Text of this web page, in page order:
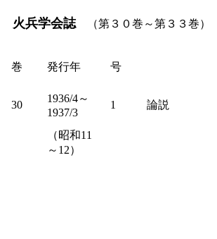
火兵学会誌（第３０巻～第３３巻）
巻 発行年 号
30
1936/4～
1937/3
1 論説
（昭和11
～12）